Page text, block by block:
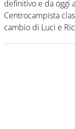
definitivo e da oggi
Centrocampista
cambio di Luci e